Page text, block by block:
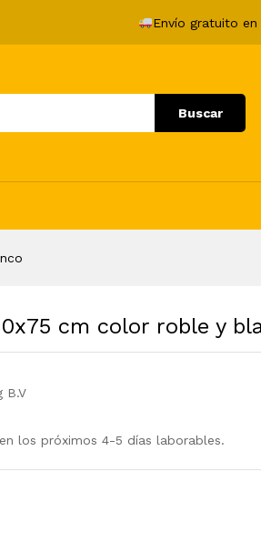
Envío gratuito
Buscar
cm color roble y
B.V
los próximos 4-5 días laborables.
151,99€